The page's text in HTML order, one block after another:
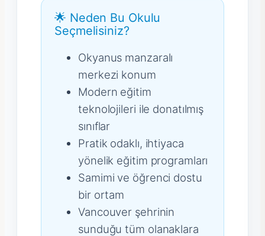
🌟 Neden Bu Okulu
Seçmelisiniz?
Okyanus manzaralı
merkezi konum
Modern eğitim
teknolojileri ile donatılmış
sınıflar
Pratik odaklı, ihtiyaca
yönelik eğitim programları
Samimi ve öğrenci dostu
bir ortam
Vancouver şehrinin
sunduğu tüm olanaklara